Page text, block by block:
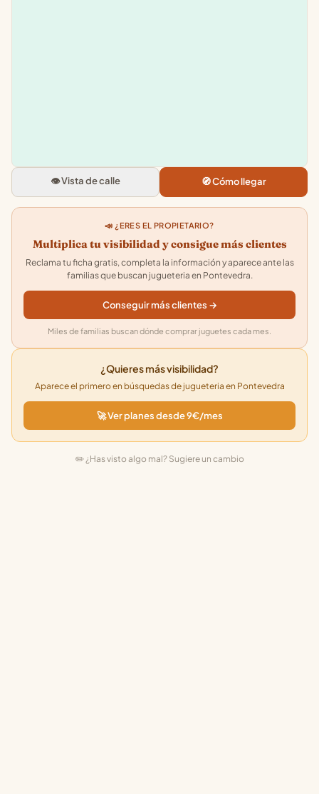
Rua Fernandez Villaverde, 4,
36002 Pontevedra
4.9 · 11
👁️ Vista de calle 🧭 Cómo llegar
📣 ¿ERES EL PROPIETARIO?
Multiplica tu visibilidad y consigue más clientes
Reclama tu ficha gratis, completa la información y aparece ante las
familias que buscan jugueteria en Pontevedra.
Conseguir más clientes →
Miles de familias buscan dónde comprar juguetes cada mes.
¿Quieres más visibilidad?
Aparece el primero en búsquedas de jugueteria en Pontevedra
🚀 Ver planes desde 9€/mes
✏️ ¿Has visto algo mal? Sugiere un cambio